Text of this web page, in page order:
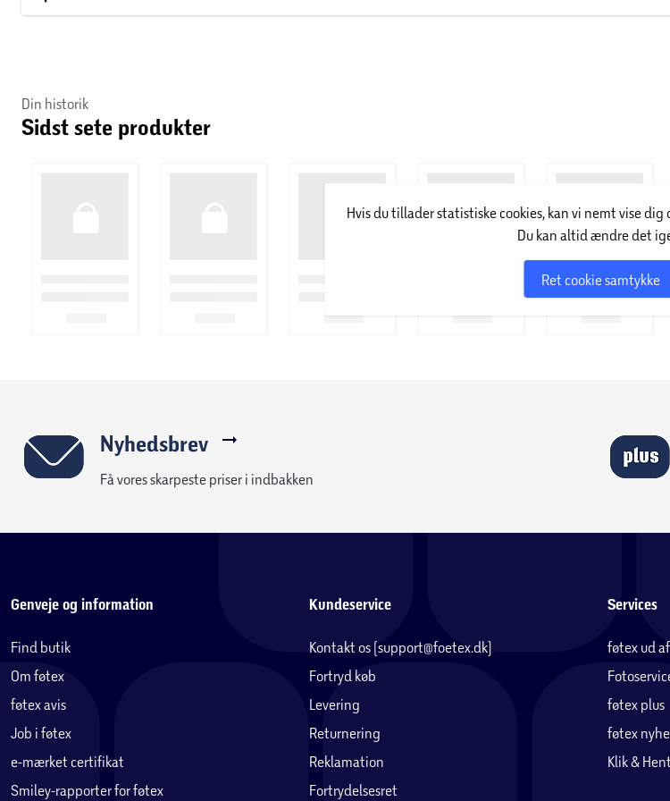
Din historik
Sidst sete produkter
Hvis du tillader statistiske cookies, kan vi nemt vise
Du kan altid ændre det
Ret cookie samtykke
Nyhedsbrev
Få vores skarpeste priser i indbakken
Genveje og information
Find butik
Om føtex
føtex avis
Job i føtex
e-mærket certifikat
Smiley-rapporter for føtex
Kundeservice
Kontakt os (support@foetex.dk)
Fortryd køb
Levering
Returnering
Reklamation
Fortrydelsesret
Services
føtex ud
føtex plus
føtex
Klik & Hent